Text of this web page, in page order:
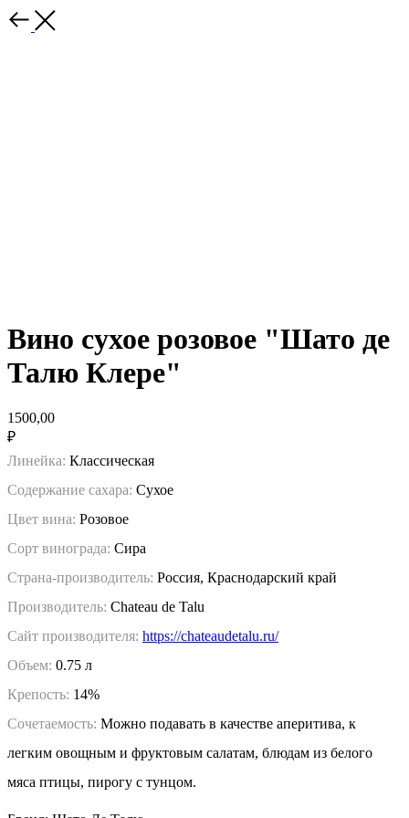
Вино сухое розовое "Шато де
Талю Клере"
1500,00
₽
Линейка: Классическая
Содержание сахара: Сухое
Цвет вина: Розовое
Сорт винограда: Сира
Страна-производитель: Россия, Краснодарский край
Производитель: Chateau de Talu
Сайт производителя: https://chateaudetalu.ru/
Объем: 0.75 л
Крепость: 14%
Сочетаемость: Можно подавать в качестве аперитива, к
легким овощным и фруктовым салатам, блюдам из белого
мяса птицы, пирогу с тунцом.